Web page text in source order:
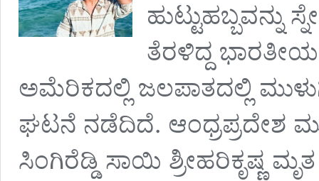
ತೆರಳಿದ್ದ
ಅಮೆರಿಕದಲ್ಲಿ ಜಲಪಾತದಲ್ಲಿ
ಘಟನೆ ನಡೆದಿದೆ. ಆಂಧ್ರಪ್ರದೇಶ
ಸಿಂಗಿರೆಡ್ಡಿ ಸಾಯಿ ಶ್ರೀಹರಿಕೃಷ್ಣ